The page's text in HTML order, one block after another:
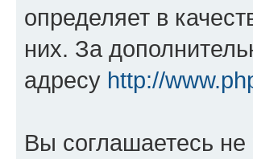
определяет в
них. За
адресу http://
Вы соглашаетесь